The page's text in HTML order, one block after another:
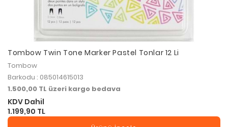
Tombow Twin Tone Marker Pastel Tonlar 12 Li
Tombow
Barkodu : 085014615013
1.500,00 TL üzeri kargo bedava
KDV Dahil
1.199,90 TL